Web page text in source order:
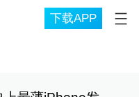
下载APP